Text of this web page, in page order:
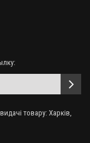
товару: Харків,